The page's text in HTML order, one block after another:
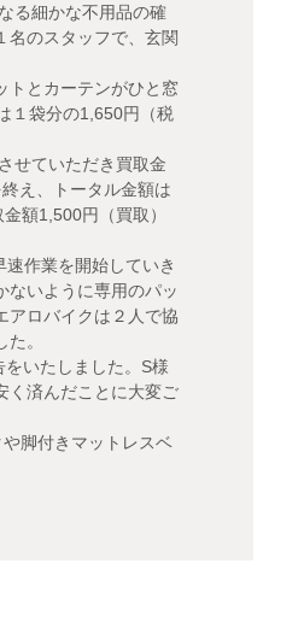
る細かな不用品の確
名のスタッフで、玄関
トとカーテンがひと窓
１袋分の1,650円（税
せていただき買取金
え、トータル金額は
額1,500円（買取）
作業を開始していき
ないように専用のパッ
アロバイクは２人で協
。
いたしました。S様
く済んだことに大変ご
脚付きマットレスベ